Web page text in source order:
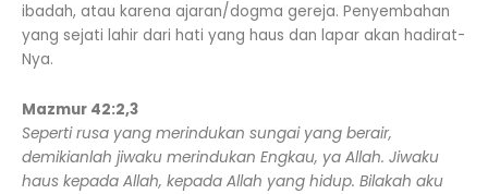
ibadah, atau karena ajaran/dogma gereja. Penyembahan
yang sejati lahir dari hati yang haus dan lapar akan hadirat-
Nya.
Mazmur 42:2,3
Seperti rusa yang merindukan sungai yang berair,
demikianlah jiwaku merindukan Engkau, ya Allah. Jiwaku
haus kepada Allah, kepada Allah yang hidup. Bilakah aku